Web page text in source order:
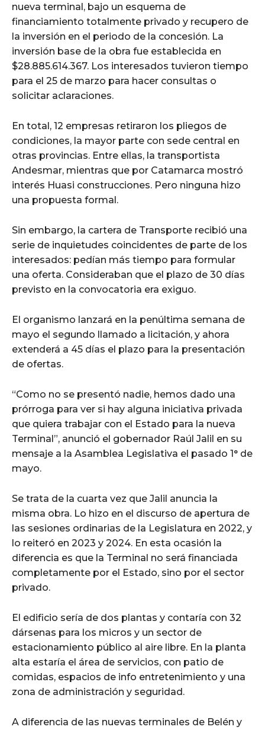
nueva terminal, bajo un esquema de
financiamiento totalmente privado y recupero de
la inversión en el periodo de la concesión. La
inversión base de la obra fue establecida en
$28.885.614.367. Los interesados tuvieron tiempo
para el 25 de marzo para hacer consultas o
solicitar aclaraciones.
En total, 12 empresas retiraron los pliegos de
condiciones, la mayor parte con sede central en
otras provincias. Entre ellas, la transportista
Andesmar, mientras que por Catamarca mostró
interés Huasi construcciones. Pero ninguna hizo
una propuesta formal.
Sin embargo, la cartera de Transporte recibió una
serie de inquietudes coincidentes de parte de los
interesados: pedían más tiempo para formular
una oferta. Consideraban que el plazo de 30 días
previsto en la convocatoria era exiguo.
El organismo lanzará en la penúltima semana de
mayo el segundo llamado a licitación, y ahora
extenderá a 45 días el plazo para la presentación
de ofertas.
“Como no se presentó nadie, hemos dado una
prórroga para ver si hay alguna iniciativa privada
que quiera trabajar con el Estado para la nueva
Terminal”, anunció el gobernador Raúl Jalil en su
mensaje a la Asamblea Legislativa el pasado 1° de
mayo.
Se trata de la cuarta vez que Jalil anuncia la
misma obra. Lo hizo en el discurso de apertura de
las sesiones ordinarias de la Legislatura en 2022, y
lo reiteró en 2023 y 2024. En esta ocasión la
diferencia es que la Terminal no será financiada
completamente por el Estado, sino por el sector
privado.
El edificio sería de dos plantas y contaría con 32
dársenas para los micros y un sector de
estacionamiento público al aire libre. En la planta
alta estaría el área de servicios, con patio de
comidas, espacios de info entretenimiento y una
zona de administración y seguridad.
A diferencia de las nuevas terminales de Belén y